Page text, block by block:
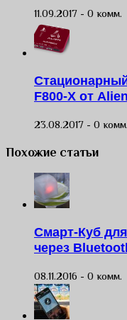
11.09.2017 - 0 комм.
F800-X от
23.08.2017 - 0 комм.
Похожие статьи
Смарт-Куб
через
08.11.2016 - 0 комм.